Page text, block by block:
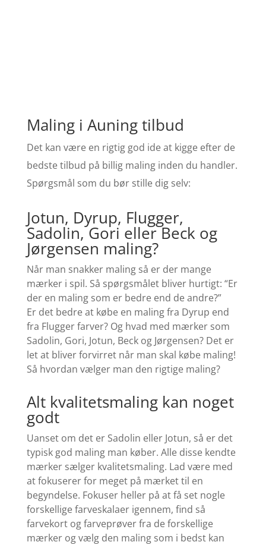
Maling i Auning tilbud
Det kan være en rigtig god ide at kigge efter de
bedste tilbud på billig maling inden du handler.
Spørgsmål som du bør stille dig selv:
Jotun, Dyrup, Flugger,
Sadolin, Gori eller Beck og
Jørgensen maling?
Når man snakker maling så er der mange
mærker i spil. Så spørgsmålet bliver hurtigt: “Er
der en maling som er bedre end de andre?”
Er det bedre at købe en maling fra Dyrup end
fra Flugger farver? Og hvad med mærker som
Sadolin, Gori, Jotun, Beck og Jørgensen? Det er
let at bliver forvirret når man skal købe maling!
Så hvordan vælger man den rigtige maling?
Alt kvalitetsmaling kan noget
godt
Uanset om det er Sadolin eller Jotun, så er det
typisk god maling man køber. Alle disse kendte
mærker sælger kvalitetsmaling. Lad være med
at fokuserer for meget på mærket til en
begyndelse. Fokuser heller på at få set nogle
forskellige farveskalaer igennem, find så
farvekort og farveprøver fra de forskellige
mærker og vælg den maling som i bedst kan